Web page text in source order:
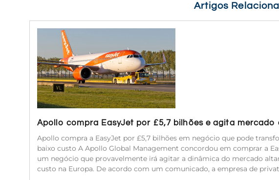
Artigos
Apollo compra EasyJet por £5,7 bilhões e agita mercado
Apollo compra a EasyJet por £5,7 bilhões em negócio que pode
baixo custo A Apollo Global Management concordou em comprar a
um negócio que provavelmente irá agitar a dinâmica do mercado
custo na Europa. De acordo com um comunicado, a empresa de